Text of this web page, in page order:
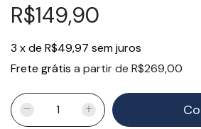
R$149,90
3 xde R$49,97 sem juros
Frete grátis a partir de R$269,00